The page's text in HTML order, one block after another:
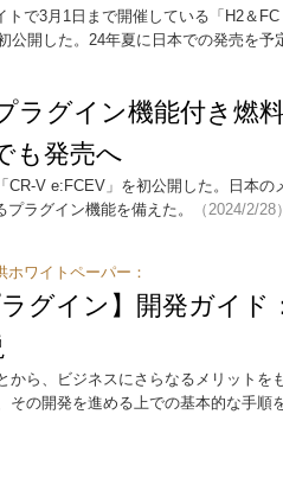
で3月1日まで開催している「H2＆
公開した。24年夏に日本での発売を予
ラグイン機能付き
も発売へ
CR-V e:FCEV」を初公開した。日本
ラグイン機能を備えた。
（2024/2/28
ワイトペーパー：
ラグイン】開発ガイ
から、ビジネスにさらなるメリットを
その開発を進める上での基本的な手順